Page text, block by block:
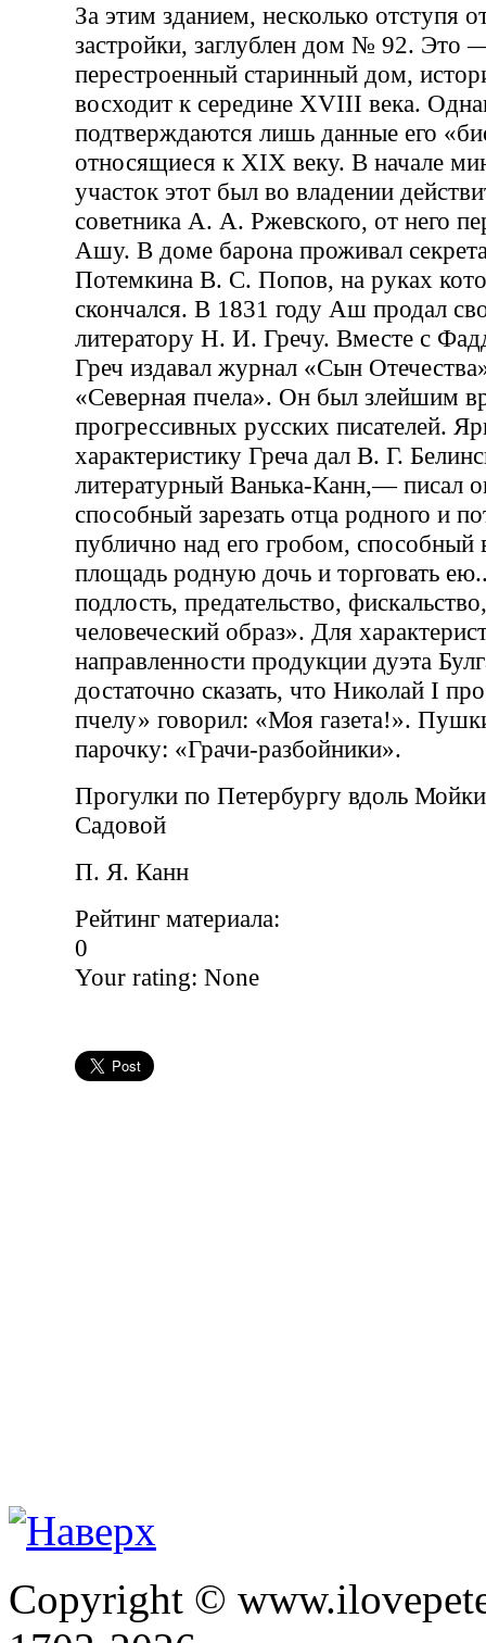
За этим зданием, несколько отступя
застройки, заглублен дом № 92. Это
перестроенный старинный дом,
восходит к середине XVIII века.
подтверждаются лишь данные его
относящиеся к XIX веку. В начале
участок этот был во владении
советника А. А. Ржевского, от него
Ашу. В доме барона проживал
Потемкина В. С. Попов, на руках
скончался. В 1831 году Аш продал
литератору Н. И. Гречу. Вместе с
Греч издавал журнал «Сын
«Северная пчела». Он был злейшим
прогрессивных русских писателей.
характеристику Греча дал В. Г.
литературный Ванька-Канн,— писал
способный зарезать отца родного и
публично над его гробом, способный
площадь родную дочь и торговать
подлость, предательство,
человеческий образ». Для
направленности продукции дуэта
достаточно сказать, что Николай I
пчелу» говорил: «Моя газета!».
парочку: «Грачи-разбойники».
Прогулки по Петербургу вдоль
Садовой
П. Я. Канн
Рейтинг материала:
0
Your rating: None
Copyright ©